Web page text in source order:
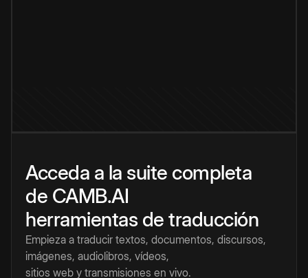
Acceda a la suite completa
de CAMB.AI
herramientas de traducción
Empieza a traducir textos, documentos, discursos,
imágenes, audiolibros, vídeos,
sitios web y transmisiones en vivo.